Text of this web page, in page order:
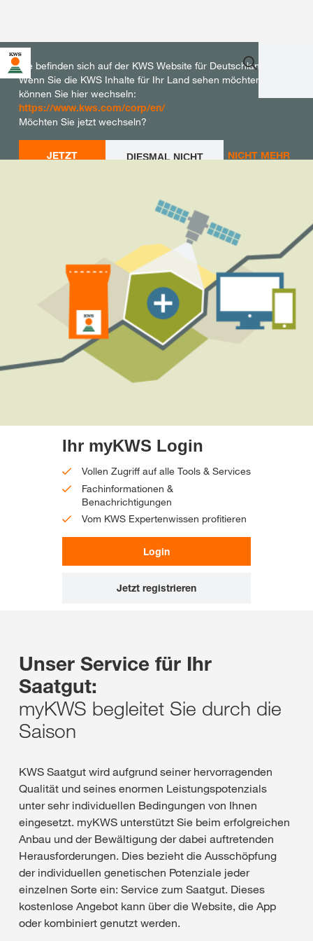
Sie befinden sich auf der KWS Website für Deutschland.
Wenn Sie die KWS Inhalte für Ihr Land sehen möchten,
können Sie hier wechseln:
https://www.kws.com/corp/en/
Möchten Sie jetzt wechseln?
JETZT
DIESMAL NICHT
NICHT MEHR
Ihr myKWS Login
Vollen Zugriff auf alle Tools & Services
Fachinformationen &
Benachrichtigungen
Vom KWS Expertenwissen profitieren
Login
Jetzt registrieren
Unser Service für Ihr
Saatgut:
myKWS begleitet Sie durch die
Saison
KWS Saatgut wird aufgrund seiner hervorragenden
Qualität und seines enormen Leistungspotenzials
unter sehr individuellen Bedingungen von Ihnen
eingesetzt. myKWS unterstützt Sie beim erfolgreichen
Anbau und der Bewältigung der dabei auftretenden
Herausforderungen. Dies bezieht die Ausschöpfung
der individuellen genetischen Potenziale jeder
einzelnen Sorte ein: Service zum Saatgut. Dieses
kostenlose Angebot kann über die Website, die App
oder kombiniert genutzt werden.